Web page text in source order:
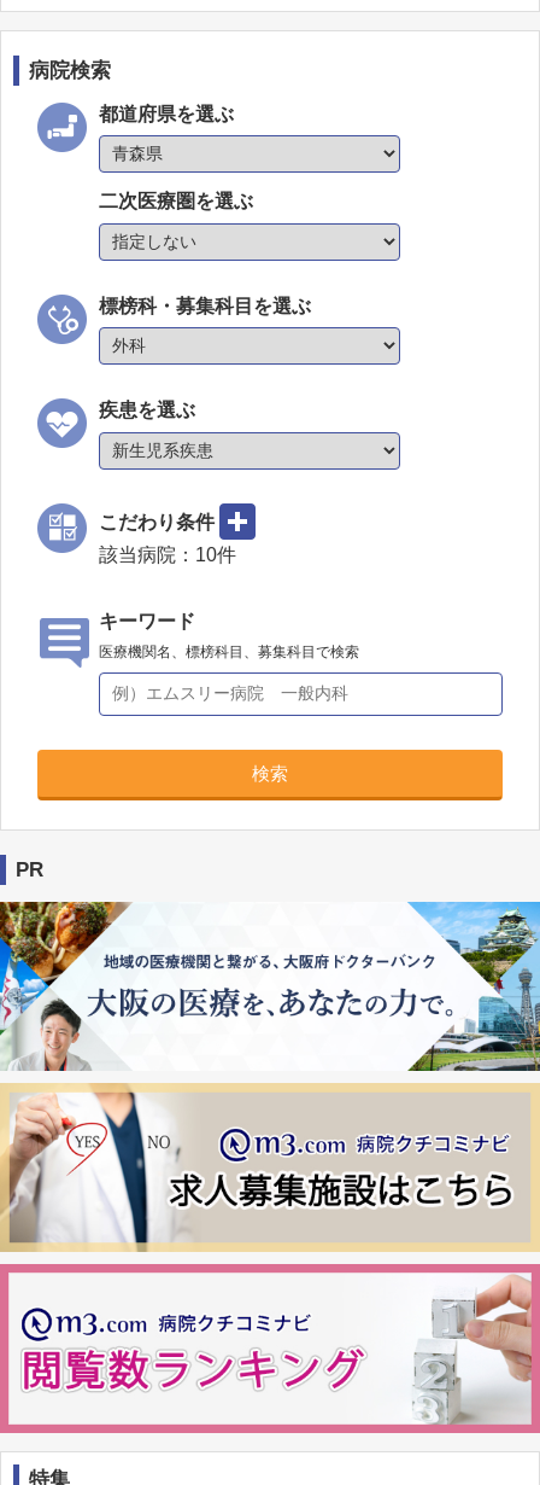
病院検索
都道府県を選ぶ
二次医療圏を選ぶ
標榜科・募集科目を選ぶ
疾患を選ぶ
こだわり条件
該当病院： 10件
キーワード
医療機関名、標榜科目、募集科目で検索
検索
PR
特集